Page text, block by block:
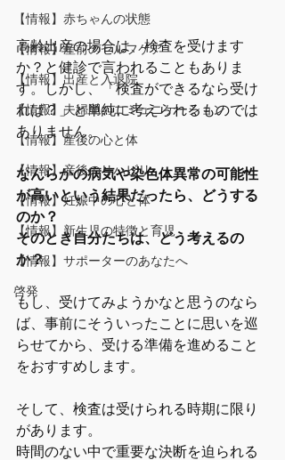
【情報】赤ちゃんの状態
【情報】産前のセルフケア
【情報】出産と入退院
【情報】夫婦間のコミュニケーション
【情報】産後の心と体
【情報】産後のリハビリ
【情報】妊娠中の心と体
【情報】新生児の特徴と育児
【情報】サポーターのあなたへ
啓発
高齢出産の場合は、検査を受けます
か？と健診で言われることもありま
す。しかし、「検査ができるなら受け
れば？」と単純に考えられるものでは
ありません。
なんらかの病気や染色体異常の可能性
が高いという結果だったら、どうする
のか？
そのとき自分たちは、どう考えるの
か？
もし、受けてみようかなと思うのなら
ば、事前にそういったことに思いを巡
らせてから、受ける準備を進めること
をおすすめします。
そして、検査は受けられる時期に限り
があります。
時間のない中で重要な決断を迫られる